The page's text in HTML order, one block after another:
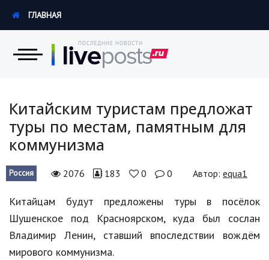
Новости
Экономика
Hi-Tech. Интернет
Россия
Наука и техника
ГЛАВНАЯ
Китайским туристам предложат
туры по местам, памятным для
коммунизма
Россия 2076 183 0 0 Автор: equa1
Китайцам будут предложены туры в
посёлок
Шушенское
под Красноярском, куда был
сослан
Владимир
Ленин, ставший впоследствии
вождём
мирового коммунизма.